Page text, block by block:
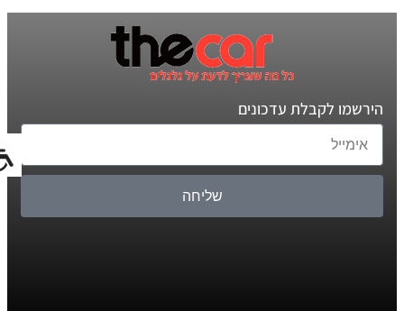
הירשמו לקבלת עדכונים
שליחה